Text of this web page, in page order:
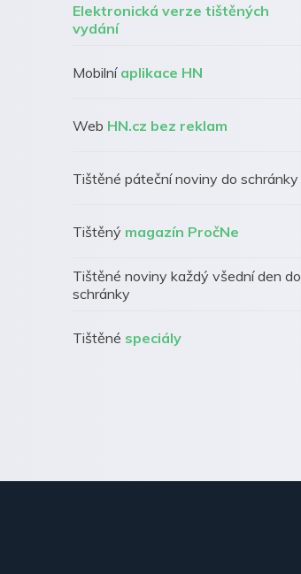
Elektronická verze tištěných
vydání
Mobilní aplikace HN
Web HN.cz bez reklam
Tištěné páteční noviny do schránky
Tištěný magazín PročNe
Tištěné noviny každý všední den do
schránky
Tištěné speciály